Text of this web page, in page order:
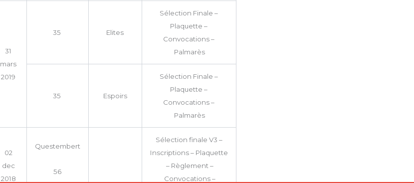
31
mars
2019
35 Elites
Sélection Finale –
Plaquette –
Convocations –
Palmarès
35 Espoirs
Sélection Finale –
Plaquette –
Convocations –
Palmarès
02
dec
2018
Questembert
56
Sélection finale V3 –
Inscriptions – Plaquette
– Règlement –
Convocations –